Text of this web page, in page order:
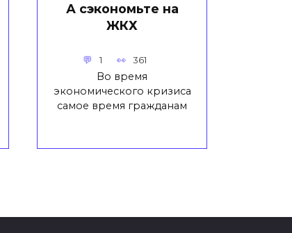
А сэкономьте на
ЖКХ
1 361
Во время
экономического кризиса
самое время гражданам